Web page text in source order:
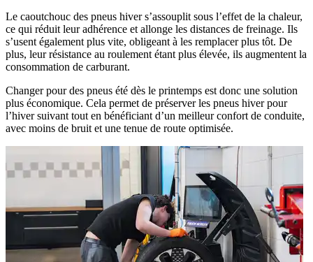
Le caoutchouc des pneus hiver s’assouplit sous l’effet de la chaleur,
ce qui réduit leur adhérence et allonge les distances de freinage. Ils
s’usent également plus vite, obligeant à les remplacer plus tôt. De
plus, leur résistance au roulement étant plus élevée, ils augmentent la
consommation de carburant.
Changer pour des pneus été dès le printemps est donc une solution
plus économique. Cela permet de préserver les pneus hiver pour
l’hiver suivant tout en bénéficiant d’un meilleur confort de conduite,
avec moins de bruit et une tenue de route optimisée.